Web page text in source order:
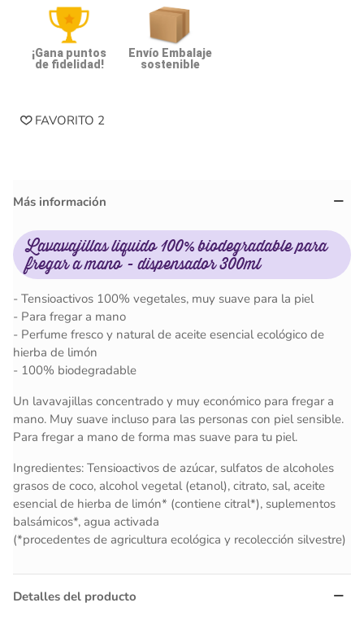
¡Gana puntos
de fidelidad!
Envío Embalaje
sostenible
FAVORITO 2
Más información
Lavavajillas liquido 100% biodegradable para
fregar a mano - dispensador 300ml
- Tensioactivos 100% vegetales, muy suave para la piel
- Para fregar a mano
- Perfume fresco y natural de aceite esencial ecológico de
hierba de limón
- 100% biodegradable
Un lavavajillas concentrado y muy económico para fregar a
mano. Muy suave incluso para las personas con piel sensible.
Para fregar a mano de forma mas suave para tu piel.
Ingredientes: Tensioactivos de azúcar, sulfatos de alcoholes
grasos de coco, alcohol vegetal (etanol), citrato, sal, aceite
esencial de hierba de limón* (contiene citral*), suplementos
balsámicos*, agua activada
(*procedentes de agricultura ecológica y recolección silvestre)
Detalles del producto